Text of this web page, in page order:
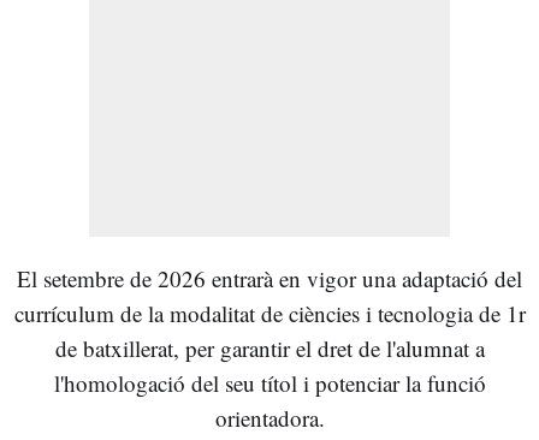
El setembre de 2026 entrarà en vigor una adaptació del
currículum de la modalitat de ciències i tecnologia de 1r
de batxillerat, per garantir el dret de l'alumnat a
l'homologació del seu títol i potenciar la funció
orientadora.